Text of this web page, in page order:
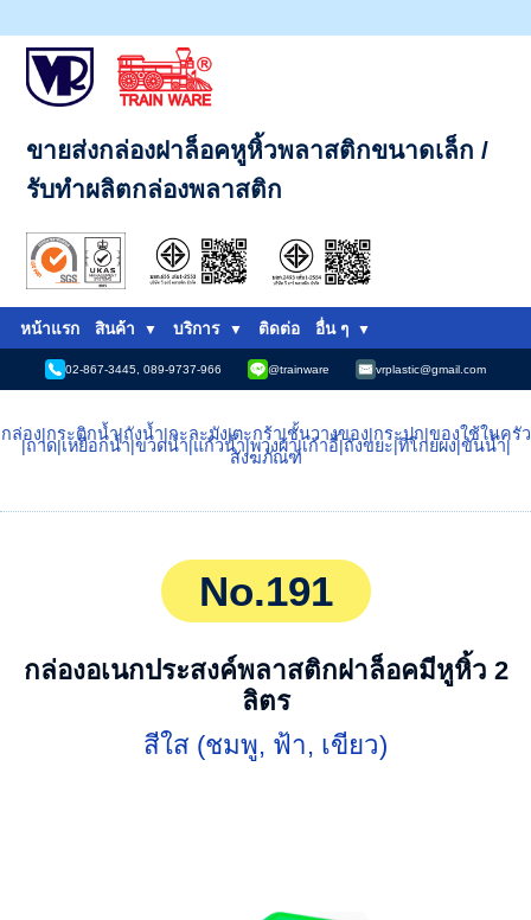
ขายส่งกล่องฝาล็อคหูหิ้วพลาสติกขนาดเล็ก /
รับทำผลิตกล่องพลาสติก
หน้าแรก สินค้า บริการ ติดต่อ อื่น ๆ
02-867-3445, 089-9737-966 @trainware vrplastic@gmail.com
กล่อง|กระติกน้ำ|ถังน้ำ|กะละมัง|ตะกร้า|ชั้นวางของ|กระปุก|ของใช้ในครัว
|ถาด|เหยือกน้ำ|ขวดน้ำ|แก้วน้ำ|พวงผ้า|เก้าอี้|ถังขยะ|ที่โกยผง|ขันน้ำ|
สังฆภัณฑ์
No.191
กล่องอเนกประสงค์พลาสติกฝาล็อคมีหูหิ้ว 2
ลิตร
สีใส (ชมพู, ฟ้า, เขียว)